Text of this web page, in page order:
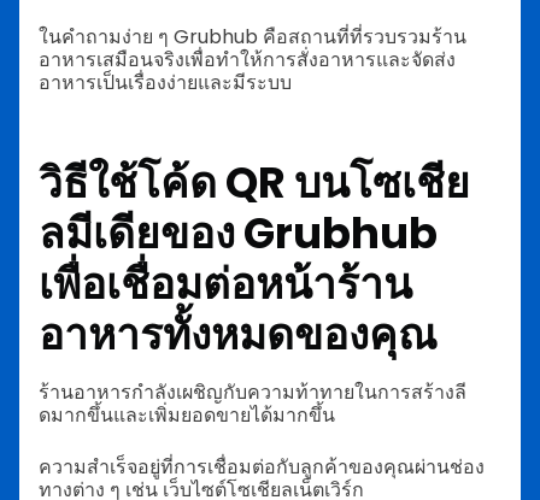
ในคำถามง่าย ๆ Grubhub คือสถานที่ที่รวบรวมร้าน
อาหารเสมือนจริงเพื่อทำให้การสั่งอาหารและจัดส่ง
อาหารเป็นเรื่องง่ายและมีระบบ
วิธีใช้โค้ด QR บนโซเชีย
ลมีเดียของ Grubhub
เพื่อเชื่อมต่อหน้าร้าน
อาหารทั้งหมดของคุณ
ร้านอาหารกำลังเผชิญกับความท้าทายในการสร้างลี
ดมากขึ้นและเพิ่มยอดขายได้มากขึ้น
ความสำเร็จอยู่ที่การเชื่อมต่อกับลูกค้าของคุณผ่านช่อง
ทางต่าง ๆ เช่น เว็บไซต์โซเชียลเน็ตเวิร์ก